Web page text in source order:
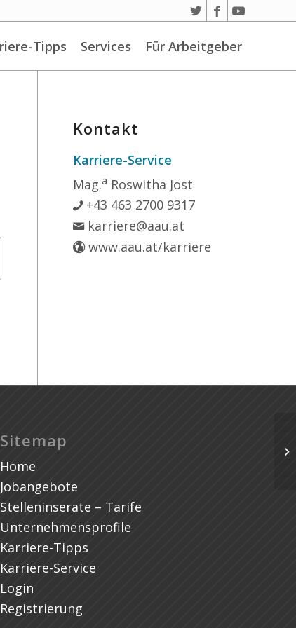
Tipps Services Für Arbeitgeber
Kontakt
Karriere-Service
Mag.a Roswitha Jost
+43 463 2700 9317
karriere@aau.at
www.aau.at/karriere
Sitemap
Home
Jobangebote
Stelleninserate – Tarife
Unternehmensprofile
Karriere-Tipps
Karriere-Service
Login
Registrierung